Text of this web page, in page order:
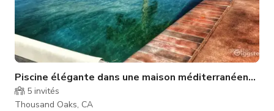
Piscine élégante dans une maison méditerranéenne
5 invités
Thousand Oaks, CA